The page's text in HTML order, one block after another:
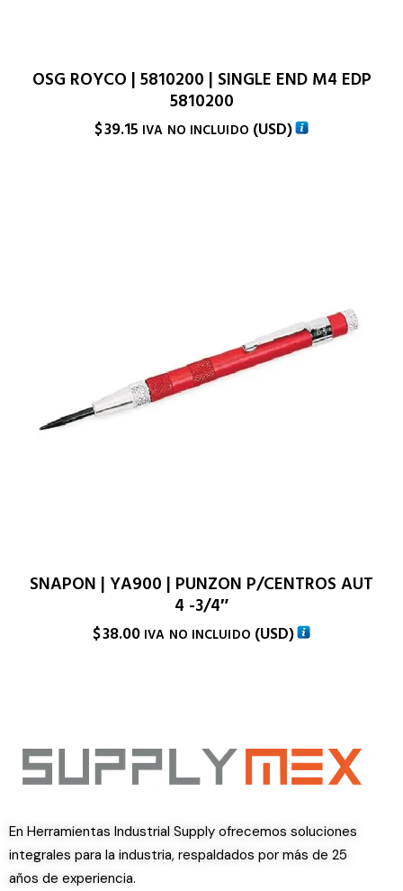
OSG ROYCO | 5810200 | SINGLE END M4 EDP
5810200
$39.15 IVA NO INCLUIDO (USD)
SNAPON | YA900 | PUNZON P/CENTROS AUT
4 -3/4″
$38.00 IVA NO INCLUIDO (USD)
En Herramientas Industrial Supply ofrecemos soluciones
integrales para la industria, respaldados por más de 25
años de experiencia.